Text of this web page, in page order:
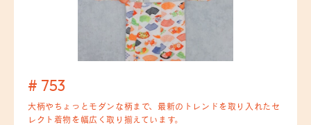
# 753
大柄やちょっとモダンな柄まで、最新のトレンドを取り入れたセ
レクト着物を幅広く取り揃えています。